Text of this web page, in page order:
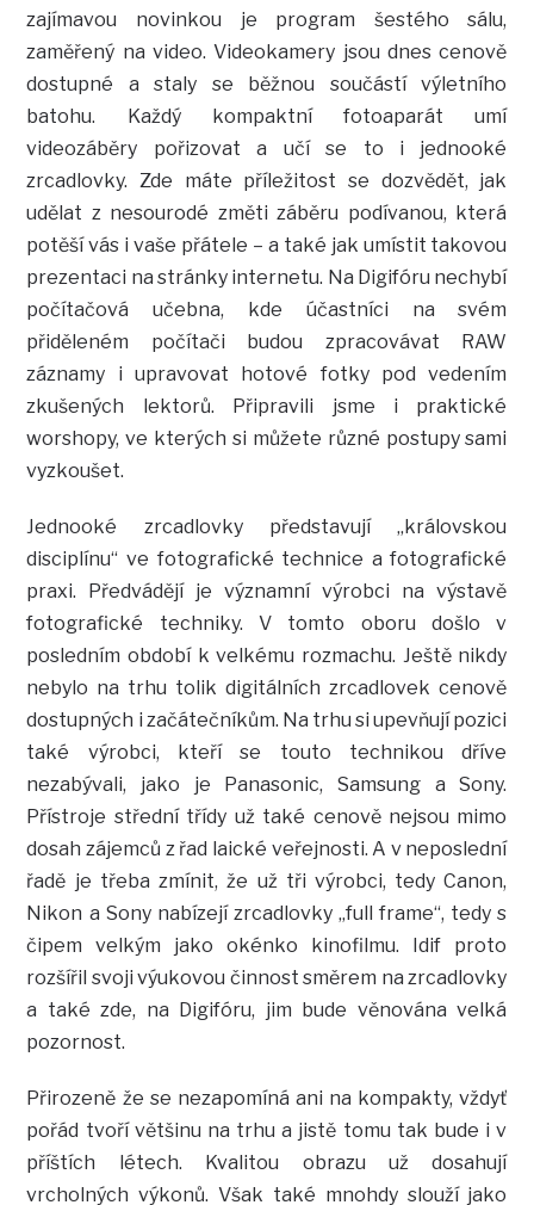
zajímavou novinkou je program šestého sálu,
zaměřený na video. Videokamery jsou dnes cenově
dostupné a staly se běžnou součástí výletního
batohu. Každý kompaktní fotoaparát umí
videozáběry pořizovat a učí se to i jednooké
zrcadlovky. Zde máte příležitost se dozvědět, jak
udělat z nesourodé změti záběru podívanou, která
potěší vás i vaše přátele – a také jak umístit takovou
prezentaci na stránky internetu. Na Digifóru nechybí
počítačová učebna, kde účastníci na svém
přiděleném počítači budou zpracovávat RAW
záznamy i upravovat hotové fotky pod vedením
zkušených lektorů. Připravili jsme i praktické
worshopy, ve kterých si můžete různé postupy sami
vyzkoušet.
Jednooké zrcadlovky představují „královskou
disciplínu“ ve fotografické technice a fotografické
praxi. Předvádějí je významní výrobci na výstavě
fotografické techniky. V tomto oboru došlo v
posledním období k velkému rozmachu. Ještě nikdy
nebylo na trhu tolik digitálních zrcadlovek cenově
dostupných i začátečníkům. Na trhu si upevňují pozici
také výrobci, kteří se touto technikou dříve
nezabývali, jako je Panasonic, Samsung a Sony.
Přístroje střední třídy už také cenově nejsou mimo
dosah zájemců z řad laické veřejnosti. A v neposlední
řadě je třeba zmínit, že už tři výrobci, tedy Canon,
Nikon a Sony nabízejí zrcadlovky „full frame“, tedy s
čipem velkým jako okénko kinofilmu. Idif proto
rozšířil svoji výukovou činnost směrem na zrcadlovky
a také zde, na Digifóru, jim bude věnována velká
pozornost.
Přirozeně že se nezapomíná ani na kompakty, vždyť
pořád tvoří většinu na trhu a jistě tomu tak bude i v
příštích létech. Kvalitou obrazu už dosahují
vrcholných výkonů. Však také mnohdy slouží jako